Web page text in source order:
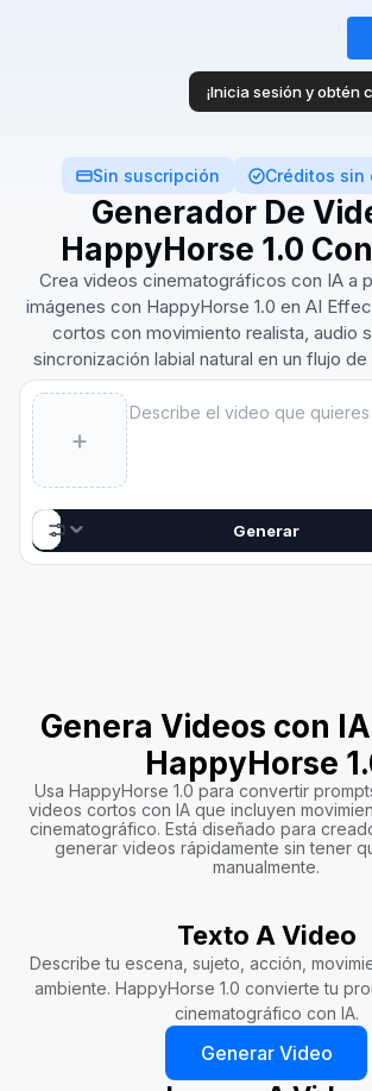
¡Inicia sesión y obtén
Sin suscripción Créditos sin
Generador De
HappyHorse 1.0
Crea videos cinematográficos con IA a
imágenes con HappyHorse 1.0 en AI
cortos con movimiento realista, audio
sincronización labial natural en un flujo
+
Prompt
AI Video
HappyHorse 1.0
5s · 720p Generar
Genera Videos con
HappyHorse
Usa HappyHorse 1.0 para convertir
videos cortos con IA que incluyen
cinematográfico. Está diseñado para
generar videos rápidamente sin tener
manualmente.
Texto A Video
Describe tu escena, sujeto, acción,
ambiente. HappyHorse 1.0 convierte tu
cinematográfico con IA.
Generar Video